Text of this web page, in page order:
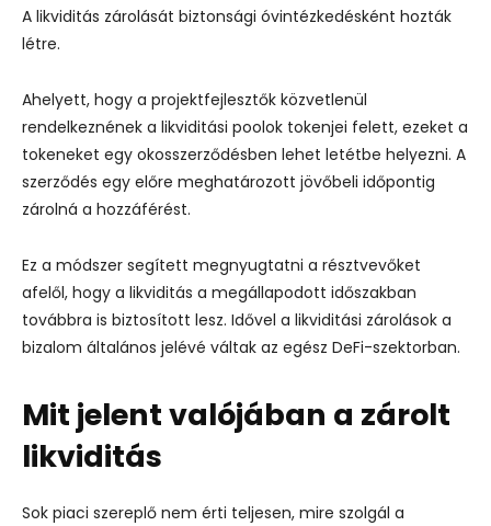
A likviditás zárolását biztonsági óvintézkedésként hozták
létre.
Ahelyett, hogy a projektfejlesztők közvetlenül
rendelkeznének a likviditási poolok tokenjei felett, ezeket a
tokeneket egy okosszerződésben lehet letétbe helyezni. A
szerződés egy előre meghatározott jövőbeli időpontig
zárolná a hozzáférést.
Ez a módszer segített megnyugtatni a résztvevőket
afelől, hogy a likviditás a megállapodott időszakban
továbbra is biztosított lesz. Idővel a likviditási zárolások a
bizalom általános jelévé váltak az egész DeFi-szektorban.
Mit jelent valójában a zárolt
likviditás
Sok piaci szereplő nem érti teljesen, mire szolgál a